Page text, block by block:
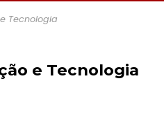
Tecnologia
e Tecnologia